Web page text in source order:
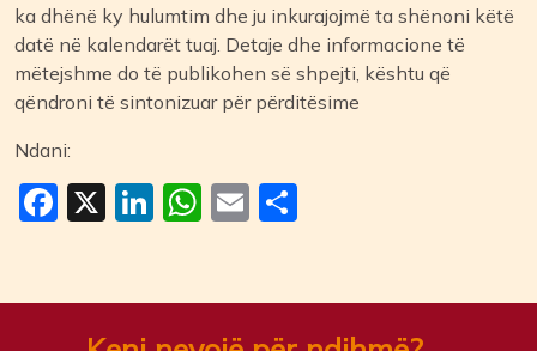
ka dhënë ky hulumtim dhe ju inkurajojmë ta shënoni këtë
datë në kalendarët tuaj. Detaje dhe informacione të
mëtejshme do të publikohen së shpejti, kështu që
qëndroni të sintonizuar për përditësime
Ndani:
Facebook
X LinkedIn
WhatsApp
Email
tjerët